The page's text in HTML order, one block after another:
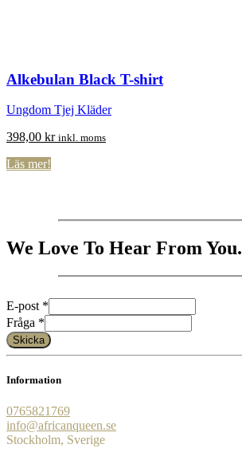
Alkebulan Black T-shirt
Ungdom Tjej Kläder
398,00 kr inkl. moms
Läs mer!
We Love To Hear From You.
E-post *
Fråga
E-
post
Fråga *
Skicka
Information
0765821769
info@africanqueen.se
Stockholm, Sverige